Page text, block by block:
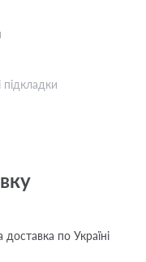
підкладки
по Україні